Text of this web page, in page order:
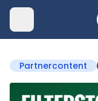
Partnercontent